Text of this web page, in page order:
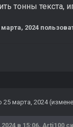
тонны текста,
марта, 2024
25 марта, 2024
в 15:06, Arti100